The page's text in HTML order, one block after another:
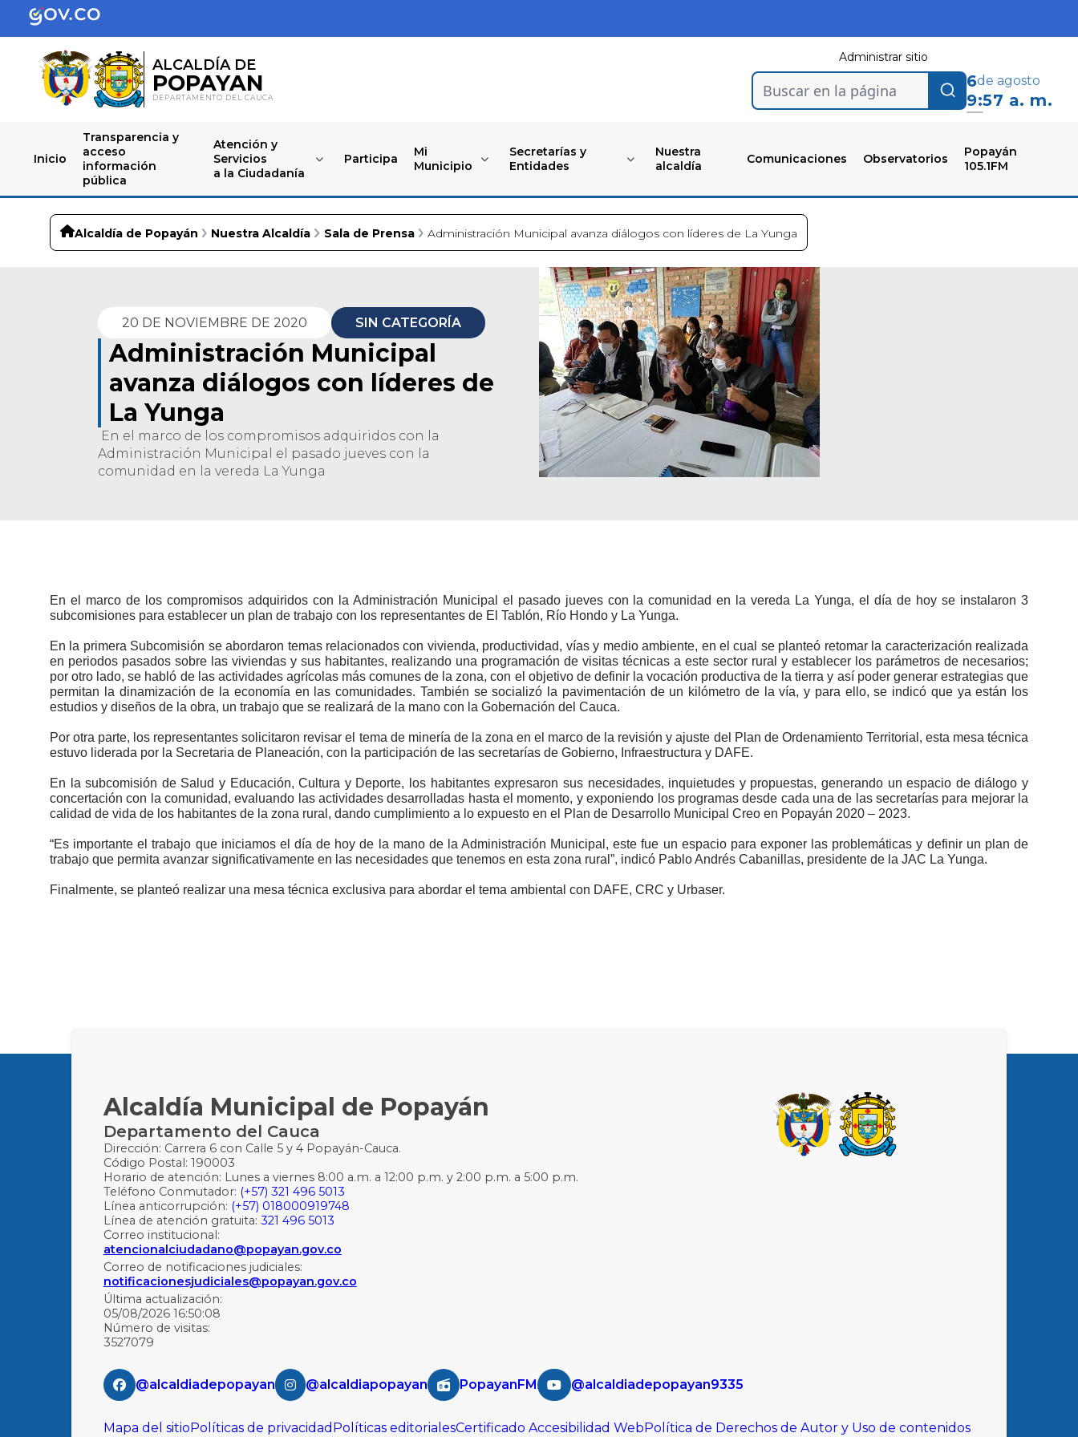
ALCALDÍA DE
POPAYAN
DEPARTAMENTO DEL CAUCA
Administrar sitio
Buscar en la página 6de agosto
9:57 a. m.
Inicio
Transparencia y
acceso
información
pública
Atención y
Servicios
a la Ciudadanía
Participa
Mi
Municipio
Secretarías y
Entidades
Nuestra
alcaldía
Comunicaciones Observatorios
Popayán
105.1FM
Alcaldía de Popayán Nuestra Alcaldía Sala de Prensa Administración Municipal avanza diálogos con líderes de La Yunga
20 DE NOVIEMBRE DE 2020 SIN CATEGORÍA
Administración Municipal
avanza diálogos con líderes de
La Yunga
En el marco de los compromisos adquiridos con la
Administración Municipal el pasado jueves con la
comunidad en la vereda La Yunga
En el marco de los compromisos adquiridos con la Administración Municipal el pasado jueves con la comunidad en la vereda La Yunga, el día de hoy se instalaron 3
subcomisiones para establecer un plan de trabajo con los representantes de El Tablón, Río Hondo y La Yunga.
En la primera Subcomisión se abordaron temas relacionados con vivienda, productividad, vías y medio ambiente, en el cual se planteó retomar la caracterización realizada
en periodos pasados sobre las viviendas y sus habitantes, realizando una programación de visitas técnicas a este sector rural y establecer los parámetros de necesarios;
por otro lado, se habló de las actividades agrícolas más comunes de la zona, con el objetivo de definir la vocación productiva de la tierra y así poder generar estrategias que
permitan la dinamización de la economía en las comunidades. También se socializó la pavimentación de un kilómetro de la vía, y para ello, s​e indicó que ya están los
estudios y diseños de la obra, un trabajo que se realizará de la mano con la Gobernación del Cauca.
Por otra parte, los representantes solicitaron revisar el tema de minería de la zona en el marco de la revisión y ajuste del Plan de Ordenamiento Territorial, esta mesa técnica
estuvo liderada por la Secretaria de Planeación, con la participación de las secretarías de Gobierno, Infraestructura y DAFE.
En la subcomisión de Salud y Educación, Cultura y Deporte, los habitantes expresaron sus necesidades, inquietudes y propuestas, generando un espacio de diálogo y
concertación con la comunidad, evaluando las actividades desarrolladas hasta el momento, y exponiendo los programas desde cada una de las secretarías para mejorar la
calidad de vida de los habitantes de la zona rural, dando cumplimiento a lo expuesto en el Plan de Desarrollo Municipal Creo en Popayán 2020 – 2023.
“Es importante el trabajo que iniciamos el día de hoy de la mano de la Administración Municipal, este fue un espacio para exponer las problemáticas y definir un plan de
trabajo que permita avanzar significativamente en las necesidades que tenemos en esta zona rural”, indicó Pablo Andrés Cabanillas, presidente de la JAC La Yunga.
Finalmente, se planteó realizar una mesa técnica exclusiva para abordar el tema ambiental con DAFE, CRC y Urbaser.
Alcaldía Municipal de Popayán
Departamento del Cauca
Dirección: Carrera 6 con Calle 5 y 4 Popayán-Cauca.
Código Postal: 190003
Horario de atención: Lunes a viernes 8:00 a.m. a 12:00 p.m. y 2:00 p.m. a 5:00 p.m.
Teléfono Conmutador: (+57) 321 496 5013
Línea anticorrupción: (+57) 018000919748
Línea de atención gratuita: 321 496 5013
Correo institucional:
atencionalciudadano@popayan.gov.co
Correo de notificaciones judiciales:
notificacionesjudiciales@popayan.gov.co
Última actualización:
05/08/2026 16:50:08
Número de visitas:
3527079
@alcaldiadepopayan @alcaldiapopayan PopayanFM @alcaldiadepopayan9335
Mapa del sitioPolíticas de privacidad Políticas editorialesCertificado Accesibilidad WebPolítica de Derechos de Autor y Uso de contenidos